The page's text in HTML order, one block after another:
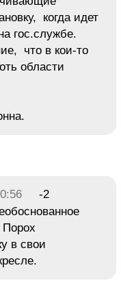
когда идет
гос.службе.
что в кои-то
области
-2
в свои